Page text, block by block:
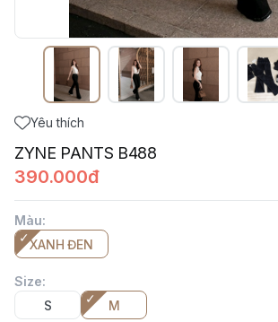
Yêu thích
ZYNE PANTS B488
390.000đ
Màu:
XANH ĐEN
Size:
S
M